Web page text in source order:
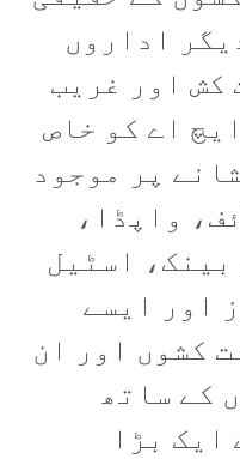
اداروں
کش اور غریب
اے کو خاص
پر موجود
واپڈا،
اسٹیل
اور ایسے
کشوں اور ان
کے ساتھ
بڑا